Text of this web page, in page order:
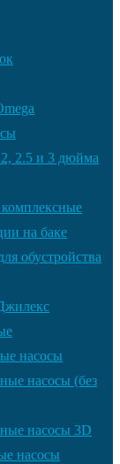
2.5 и 3 дюйма
на баке
обустройства
насосы
насосы (без
насосы 3D
насосы